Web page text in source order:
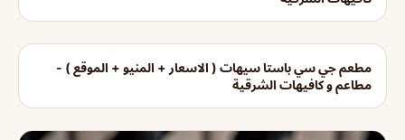
مطعم جي سي باستا سيهات ( الاسعار + المنيو + الموقع ) -
مطاعم و كافيهات الشرقية